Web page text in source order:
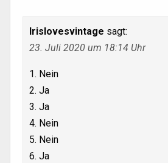
Irislovesvintage sagt:
23. Juli 2020 um 18:14 Uhr
1. Nein
2. Ja
3. Ja
4. Nein
5. Nein
6. Ja